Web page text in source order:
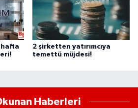
hafta
2 şirketten yatırımcıya
temettü müjdesi!
Haberleri